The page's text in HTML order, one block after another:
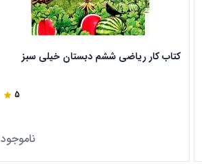
کتاب کار ریاضی ششم دبستان خیلی سبز
5
ناموجود